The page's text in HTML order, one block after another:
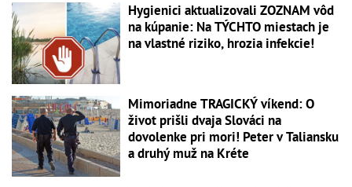
Hygienici aktualizovali ZOZNAM vôd
na kúpanie: Na TÝCHTO miestach je
na vlastné riziko, hrozia infekcie!
Mimoriadne TRAGICKÝ víkend: O
život prišli dvaja Slováci na
dovolenke pri mori! Peter v Taliansku
a druhý muž na Kréte